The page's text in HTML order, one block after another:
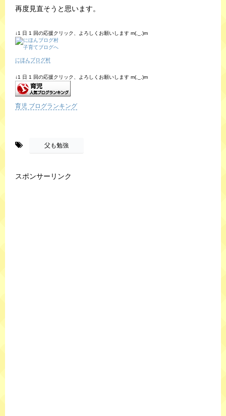
再度見直そうと思います。
↓1 日 1 回の応援クリック、よろしくお願いします m(._.)m
にほんブログ村
↓1 日 1 回の応援クリック、よろしくお願いします m(._.)m
育児 ブログランキング
父も勉強
スポンサーリンク